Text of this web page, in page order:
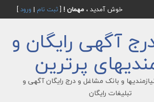
خوش آمدید ، مهمان ![ثبت نام | ورود]
آگهی رایگان و
پرترین
و بانک مشاغل و درج رایگان آگهی و
تبلیغات رایگان